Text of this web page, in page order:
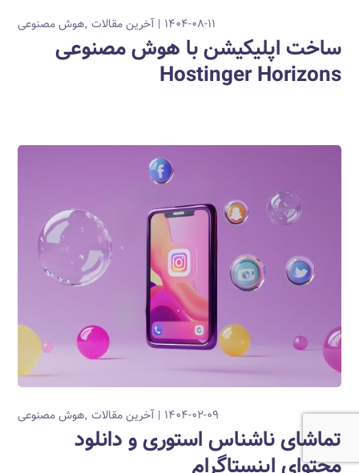
۱۴۰۴-۰۸-۱۱ آخرین مقالات هوش مصنوعی
ساخت اپلیکیشن با هوش مصنوعی
Hostinger Horizons
۱۴۰۴-۰۲-۰۹ آخرین مقالات هوش مصنوعی
تماشای ناشناس استوری و دانلود